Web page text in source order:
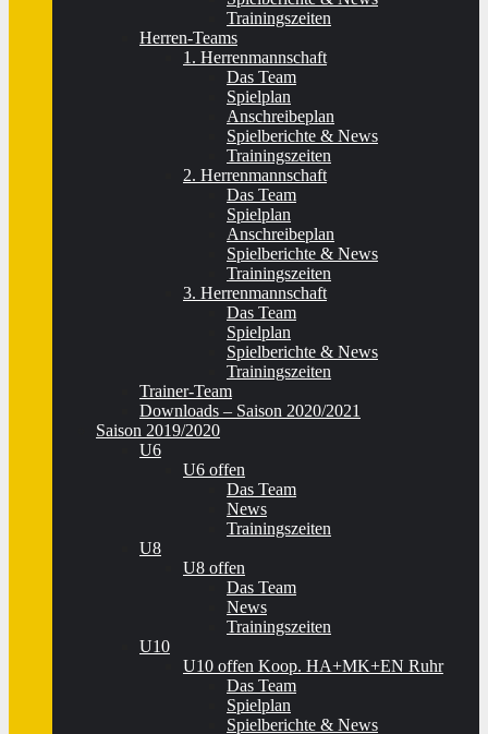
Trainingszeiten
Herren-Teams
1. Herrenmannschaft
Das Team
Spielplan
Anschreibeplan
Spielberichte & News
Trainingszeiten
2. Herrenmannschaft
Das Team
Spielplan
Anschreibeplan
Spielberichte & News
Trainingszeiten
3. Herrenmannschaft
Das Team
Spielplan
Spielberichte & News
Trainingszeiten
Trainer-Team
Downloads – Saison 2020/2021
Saison 2019/2020
U6
U6 offen
Das Team
News
Trainingszeiten
U8
U8 offen
Das Team
News
Trainingszeiten
U10
U10 offen Koop. HA+MK+EN Ruhr
Das Team
Spielplan
Spielberichte & News